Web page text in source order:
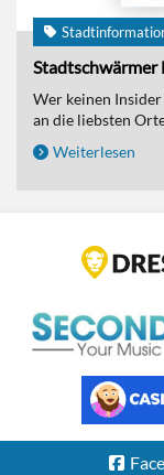
Stadtschwärmer
Wer keinen
an die liebsten
Weiterlesen